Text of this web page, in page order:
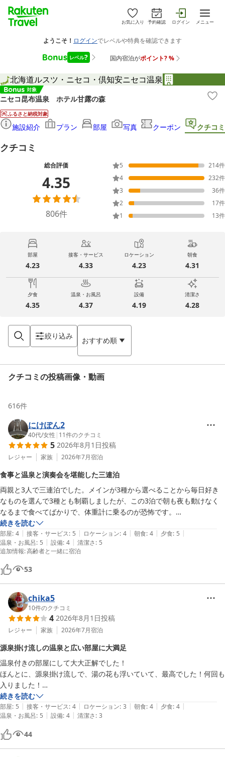
お気に入り 予約確認 ログイン メニュー
北海道ルスツ・ニセコ・倶知安ニセコ温泉
ニセコ昆布温泉 ホテル甘露の森
ふるさと納税対象
施設紹介 プラン 部屋 写真 クーポン クチコミ
クチコミ
総合評価
4.35
806件
5 214件
4
232件
3
36件
2
17件
1
13件
部屋
4.23
接客・サービス
4.33
ロケーション
4.23
朝食
4.31
夕食
4.35
温泉・お風呂
4.37
設備
4.19
清潔さ
4.28
絞り込み おすすめ順
クチコミの投稿画像・動画
616件
にけぽん2
40代/女性 | 11件のクチコミ
5 2026年8月1日投稿
レジャー 家族 2026年7月宿泊
食事と温泉と演奏会を堪能した三連泊
両親と3人で三連泊でした。メインが3種から選べることから毎日好き
なものを選んで3種とも制覇しましたが、この3泊で朝も夜も動けなく
なるまで食べてばかりで、体重計に乗るのが恐怖です。
晩ご飯にもお粥があるか、朝ご飯の時に晩ご飯の時のお茶漬けのトッピ
ングのようなものがあるとお粥が充実してよさそうでした。
温泉も男女日替わりで両方の湯船を楽しみましたが、3泊目最後の露天
でクワガタさんが登場していましたが、これは子供が喜んで持ち帰りそ
うですね（笑）
演奏会は毎日演目や楽器も違い、3日目の晩のバイオリンとピアノのご
聴けるといいと思っているので、こういう催しは素晴らしいと思いま
す。
来年の夏も、今度は天気が良くなることを祈りながらまたニセコにお邪
続きを読む
部屋: 4 | 接客・サービス: 5 | ロケーション: 4 | 朝食: 4 | 夕食: 5 |
温泉・お風呂: 5 | 設備: 4 | 清潔さ: 5
追加情報:高齢者と一緒に宿泊
53
chika5
10件のクチコミ
4 2026年8月1日投稿
レジャー 家族 2026年7月宿泊
源泉掛け流しの温泉と広い部屋に大満足
温泉付きの部屋にして大大正解でした！
ほんとに、源泉掛け流しで、湯の花も浮いていて、最高でした！何回も
入りました！
部屋もとても広くてビックリするくらいでした。
ロビーも素敵ですね。演奏会もホントに素敵でした。
海鮮丼を北海道なので期待しまくっていたのですが、
イクラが高騰のためかなくって
続きを読む
部屋: 5 | 接客・サービス: 4 | ロケーション: 3 | 朝食: 4 | 夕食: 4 |
温泉・お風呂: 5 | 設備: 4 | 清潔さ: 3
44